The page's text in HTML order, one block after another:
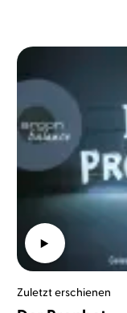
Zuletzt erschienen